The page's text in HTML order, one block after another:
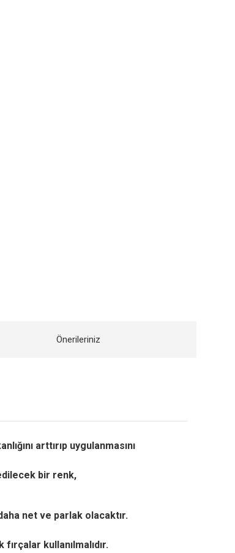
Önerileriniz
arttırıp uygulanmasını
bir renk,
net ve parlak olacaktır.
kullanılmalıdır.